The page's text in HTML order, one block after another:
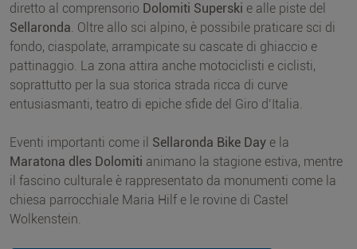
diretto al comprensorio Dolomiti Superski e alle piste del
Sellaronda. Oltre allo sci alpino, è possibile praticare sci di
fondo, ciaspolate, arrampicate su cascate di ghiaccio e
pattinaggio. La zona attira anche motociclisti e ciclisti,
soprattutto per la sua storica strada ricca di curve
entusiasmanti, teatro di epiche sfide del Giro d’Italia.
Eventi importanti come il Sellaronda Bike Day e la
Maratona dles Dolomiti animano la stagione estiva, mentre
il fascino culturale è rappresentato da monumenti come la
chiesa parrocchiale Maria Hilf e le rovine di Castel
Wolkenstein.